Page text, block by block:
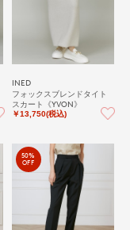
INED
フォックスブレンドタイト
スカート《YVON》
￥13,750(税込)
50%
OFF